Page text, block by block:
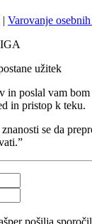
| Varovanje
užitek
in poslal vam
in pristop k teku.
se da
pošilja